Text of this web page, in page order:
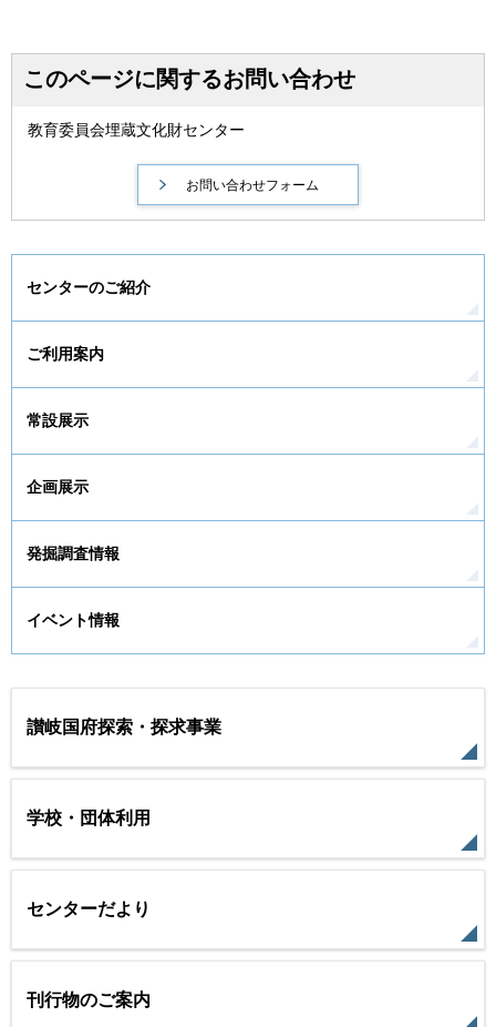
このページに関するお問い合わせ
教育委員会埋蔵文化財センター
センターのご紹介
ご利用案内
常設展示
企画展示
発掘調査情報
イベント情報
讃岐国府探索・探求事業
学校・団体利用
センターだより
刊行物のご案内